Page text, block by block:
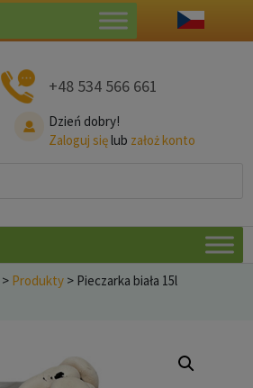
+48 534 566 661
Dzień dobry!
Zaloguj sięlub założ konto
> Produkty > Pieczarka biała 15l